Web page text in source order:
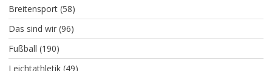
Breitensport(58)
Das sind wir(96)
Fußball (190)
Leichtathletik(49)